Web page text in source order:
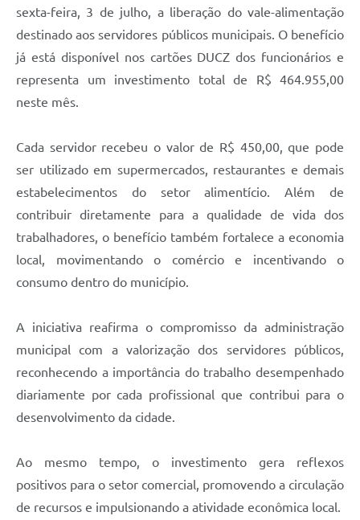
sexta-feira, 3 de julho, a liberação do vale-alimentação
destinado aos servidores públicos municipais. O benefício
já está disponível nos cartões DUCZ dos funcionários e
representa um investimento total de R$ 464.955,00
neste mês.
Cada servidor recebeu o valor de R$ 450,00, que pode
ser utilizado em supermercados, restaurantes e demais
estabelecimentos do setor alimentício. Além de
contribuir diretamente para a qualidade de vida dos
trabalhadores, o benefício também fortalece a economia
local, movimentando o comércio e incentivando o
consumo dentro do município.
A iniciativa reafirma o compromisso da administração
municipal com a valorização dos servidores públicos,
reconhecendo a importância do trabalho desempenhado
diariamente por cada profissional que contribui para o
desenvolvimento da cidade.
Ao mesmo tempo, o investimento gera reflexos
positivos para o setor comercial, promovendo a circulação
de recursos e impulsionando a atividade econômica local.